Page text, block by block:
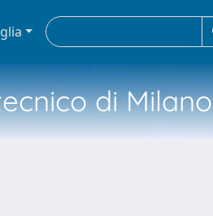
di Milano